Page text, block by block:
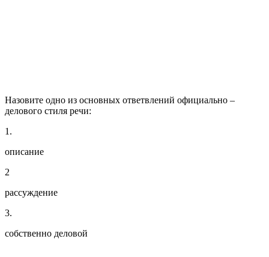
Назовите одно из основных ответвлений официально –
делового стиля речи:
1.
описание
2
рассуждение
3.
собственно деловой